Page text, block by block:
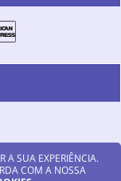
A SUA EXPERIÊNCIA.
COM A NOSSA